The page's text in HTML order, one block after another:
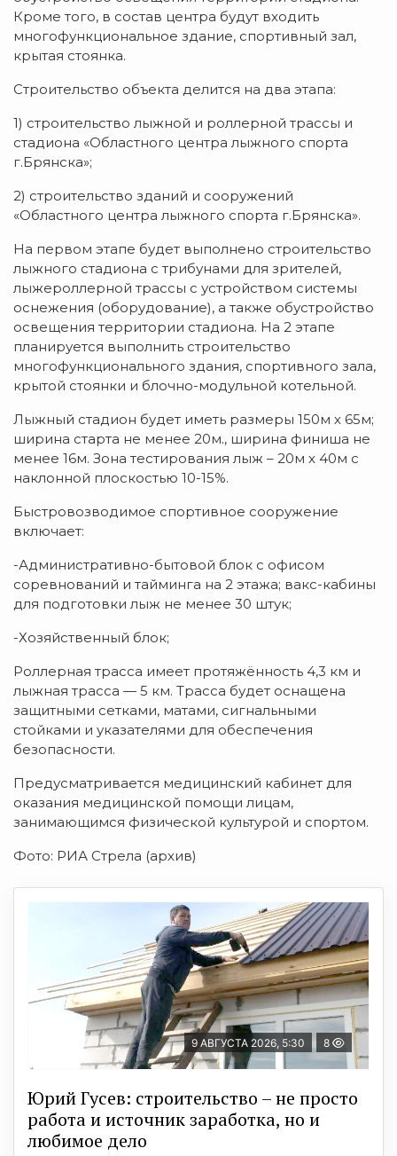
Кроме того, в состав центра будут входить
многофункциональное здание, спортивный зал,
крытая стоянка.
Строительство объекта делится на два этапа:
1) строительство лыжной и роллерной трассы и
стадиона «Областного центра лыжного спорта
г.Брянска»;
2) строительство зданий и сооружений
«Областного центра лыжного спорта г.Брянска».
На первом этапе будет выполнено строительство
лыжного стадиона с трибунами для зрителей,
лыжероллерной трассы с устройством системы
оснежения (оборудование), а также обустройство
освещения территории стадиона. На 2 этапе
планируется выполнить строительство
многофункционального здания, спортивного зала,
крытой стоянки и блочно-модульной котельной.
Лыжный стадион будет иметь размеры 150м х 65м;
ширина старта не менее 20м., ширина финиша не
менее 16м. Зона тестирования лыж – 20м х 40м с
наклонной плоскостью 10-15%.
Быстровозводимое спортивное сооружение
включает:
-Административно-бытовой блок с офисом
соревнований и тайминга на 2 этажа; вакс-кабины
для подготовки лыж не менее 30 штук;
-Хозяйственный блок;
Роллерная трасса имеет протяжённость 4,3 км и
лыжная трасса — 5 км. Трасса будет оснащена
защитными сетками, матами, сигнальными
стойками и указателями для обеспечения
безопасности.
Предусматривается медицинский кабинет для
оказания медицинской помощи лицам,
занимающимся физической культурой и спортом.
Фото: РИА Стрела (архив)
9 АВГУСТА 2026, 5:30 8
Юрий Гусев: строительство – не просто
работа и источник заработка, но и
любимое дело